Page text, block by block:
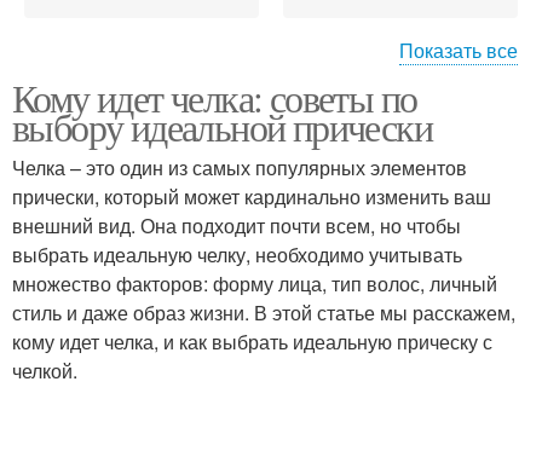
лица
волосы
Лица на короткие
волосы
Лица на длинные
волосы
Квадратное лицо
Показать все
Кому идет челка: советы по
выбору идеальной прически
Челка – это один из самых популярных элементов
прически, который может кардинально изменить ваш
внешний вид. Она подходит почти всем, но чтобы
выбрать идеальную челку, необходимо учитывать
множество факторов: форму лица, тип волос, личный
стиль и даже образ жизни. В этой статье мы расскажем,
кому идет челка, и как выбрать идеальную прическу с
челкой.